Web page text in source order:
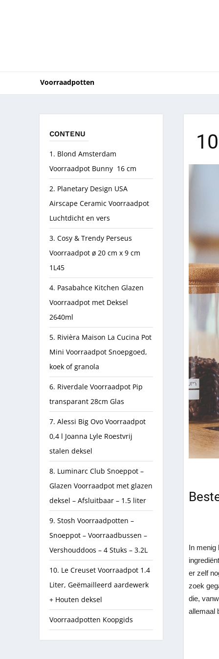
Voorraadpotten
CONTENU
1. Blond Amsterdam
Voorraadpot Bunny 16 cm
2. Planetary Design USA
Airscape Ceramic Voorraadpot
Luchtdicht en vers
3. Cosy & Trendy Perseus
Voorraadpot ø 20 cm x 9 cm
1L45
4. Pasabahce Kitchen Glazen
Voorraadpot met Deksel
2640ml
5. Rivièra Maison La Cucina Pot
Mini Voorraadpot Snoepgoed,
koek of granola
6. Riverdale Voorraadpot Pip
transparant 28cm Glas
7. Alessi Big Ovo Voorraadpot
0,4 l Joanna Lyle Roestvrij
stalen deksel
8. Luminarc Club Snoeppot –
Glazen Voorraadpot met glazen
deksel – Afsluitbaar – 1.5 liter
9. Stosh Voorraadpotten –
Snoeppot – Voorraadbussen –
Vershouddoos – 4 Stuks – 3.2L
10. Le Creuset Voorraadpot 1.4
Liter, Geëmailleerd aardewerk
+ Houten deksel
Voorraadpotten Koopgids
In menig
er zelf
zoek
die,
allemaal